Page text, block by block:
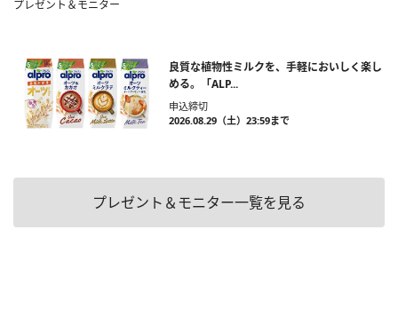
プレゼント＆モニター
良質な植物性ミルクを、手軽においしく楽し
める。「ALP...
申込締切
2026.08.29（土）23:59まで
プレゼント＆モニター一覧を見る